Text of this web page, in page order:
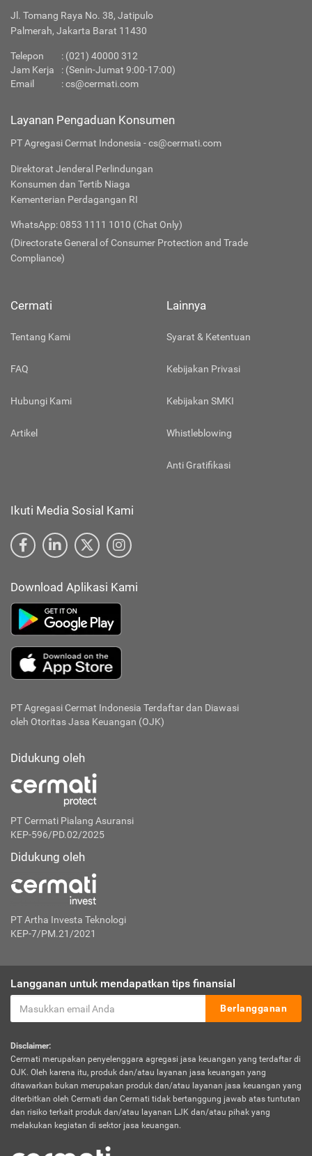
Jl. Tomang Raya No. 38, Jatipulo
Palmerah, Jakarta Barat 11430
Telepon : (021) 40000 312
Jam Kerja
: (Senin-Jumat 9:00-17:00)
Email
:cs@cermati.com
Layanan Pengaduan Konsumen
PT Agregasi Cermat Indonesia - cs@cermati.com
Direktorat Jenderal Perlindungan
Konsumen dan Tertib Niaga
Kementerian Perdagangan RI
WhatsApp: 0853 1111 1010 (Chat Only)
(Directorate General of Consumer Protection and Trade
Compliance)
Cermati
Tentang Kami
FAQ
Hubungi Kami
Artikel
Lainnya
Syarat & Ketentuan
Kebijakan Privasi
Kebijakan SMKI
Whistleblowing
Anti Gratifikasi
Ikuti Media Sosial Kami
Download Aplikasi Kami
PT Agregasi Cermat Indonesia Terdaftar dan Diawasi
oleh Otoritas Jasa Keuangan (OJK)
Didukung oleh
PT Cermati Pialang Asuransi
KEP-596/PD.02/2025
Didukung oleh
PT Artha Investa Teknologi
KEP-7/PM.21/2021
Langganan untuk mendapatkan tips finansial
Berlangganan
Disclaimer:
Cermati merupakan penyelenggara agregasi jasa keuangan yang terdaftar di
OJK. Oleh karena itu, produk dan/atau layanan jasa keuangan yang
ditawarkan bukan merupakan produk dan/atau layanan jasa keuangan yang
diterbitkan oleh Cermati dan Cermati tidak bertanggung jawab atas tuntutan
dan risiko terkait produk dan/atau layanan LJK dan/atau pihak yang
melakukan kegiatan di sektor jasa keuangan.